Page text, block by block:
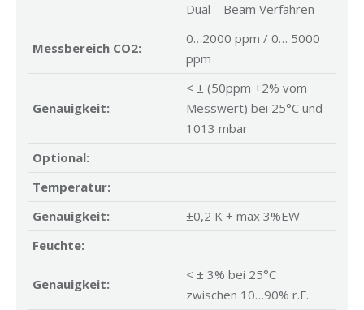
Dual – Beam Verfahren
Messbereich CO2:
0…2000 ppm / 0… 5000
ppm
Genauigkeit:
< ± (50ppm +2% vom
Messwert) bei 25°C und
1013 mbar
Optional:
Temperatur:
Genauigkeit:
±0,2 K + max 3%EW
Feuchte:
Genauigkeit:
< ± 3% bei 25°C
zwischen 10…90% r.F.